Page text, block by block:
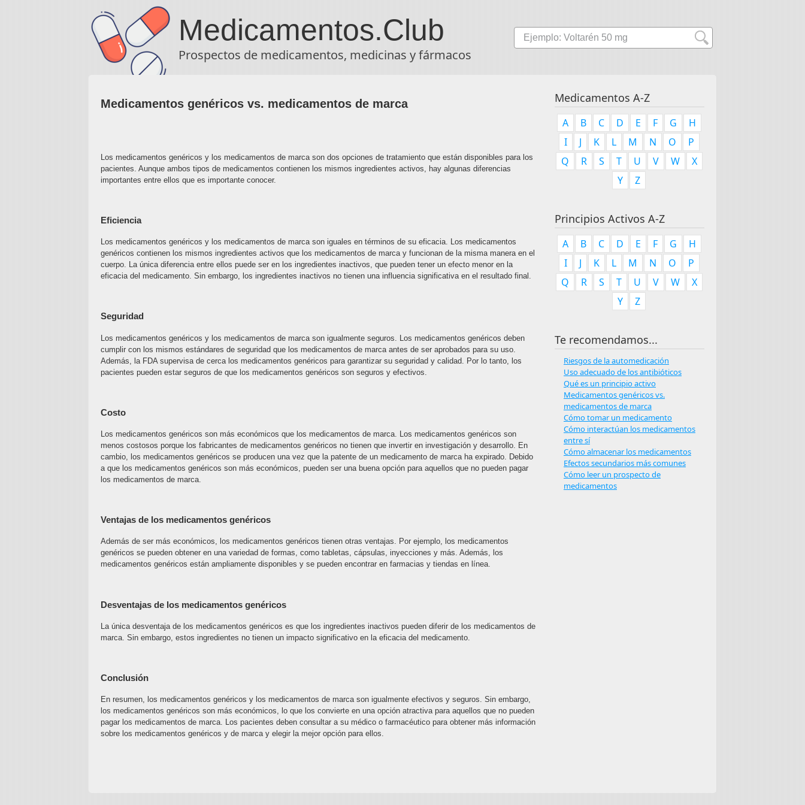
Medicamentos.Club
Prospectos de medicamentos, medicinas y fármacos
Medicamentos A-Z
A B C D E F G
H
I
J K L M N O
P
Q
R S T U V W
X
Y
Z
Principios Activos A-Z
A B C D E F G
H
I
J K L M N O
P
Q
R S T U V W
X
Y
Z
Te recomendamos...
Riesgos de la automedicación
Uso adecuado de los antibióticos
Qué es un principio activo
Medicamentos genéricos vs.
medicamentos de marca
Cómo tomar un medicamento
Cómo interactúan los medicamentos
entre sí
Cómo almacenar los medicamentos
Efectos secundarios más comunes
Cómo leer un prospecto de
medicamentos
Medicamentos genéricos vs. medicamentos de marca
Los medicamentos genéricos y los medicamentos de marca son dos opciones de tratamiento que están disponibles para los
pacientes. Aunque ambos tipos de medicamentos contienen los mismos ingredientes activos, hay algunas diferencias
importantes entre ellos que es importante conocer.
Eficiencia
Los medicamentos genéricos y los medicamentos de marca son iguales en términos de su eficacia. Los medicamentos
genéricos contienen los mismos ingredientes activos que los medicamentos de marca y funcionan de la misma manera en el
cuerpo. La única diferencia entre ellos puede ser en los ingredientes inactivos, que pueden tener un efecto menor en la
eficacia del medicamento. Sin embargo, los ingredientes inactivos no tienen una influencia significativa en el resultado final.
Seguridad
Los medicamentos genéricos y los medicamentos de marca son igualmente seguros. Los medicamentos genéricos deben
cumplir con los mismos estándares de seguridad que los medicamentos de marca antes de ser aprobados para su uso.
Además, la FDA supervisa de cerca los medicamentos genéricos para garantizar su seguridad y calidad. Por lo tanto, los
pacientes pueden estar seguros de que los medicamentos genéricos son seguros y efectivos.
Costo
Los medicamentos genéricos son más económicos que los medicamentos de marca. Los medicamentos genéricos son
menos costosos porque los fabricantes de medicamentos genéricos no tienen que invertir en investigación y desarrollo. En
cambio, los medicamentos genéricos se producen una vez que la patente de un medicamento de marca ha expirado. Debido
a que los medicamentos genéricos son más económicos, pueden ser una buena opción para aquellos que no pueden pagar
los medicamentos de marca.
Ventajas de los medicamentos genéricos
Además de ser más económicos, los medicamentos genéricos tienen otras ventajas. Por ejemplo, los medicamentos
genéricos se pueden obtener en una variedad de formas, como tabletas, cápsulas, inyecciones y más. Además, los
medicamentos genéricos están ampliamente disponibles y se pueden encontrar en farmacias y tiendas en línea.
Desventajas de los medicamentos genéricos
La única desventaja de los medicamentos genéricos es que los ingredientes inactivos pueden diferir de los medicamentos de
marca. Sin embargo, estos ingredientes no tienen un impacto significativo en la eficacia del medicamento.
Conclusión
En resumen, los medicamentos genéricos y los medicamentos de marca son igualmente efectivos y seguros. Sin embargo,
los medicamentos genéricos son más económicos, lo que los convierte en una opción atractiva para aquellos que no pueden
pagar los medicamentos de marca. Los pacientes deben consultar a su médico o farmacéutico para obtener más información
sobre los medicamentos genéricos y de marca y elegir la mejor opción para ellos.